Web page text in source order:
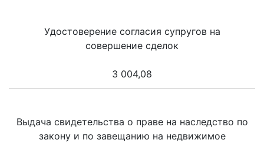
Удостоверение согласия супругов на
совершение сделок
3 004,08
Выдача свидетельства о праве на наследство по
закону и по завещанию на недвижимое